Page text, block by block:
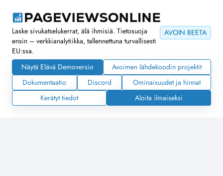
AVOIN BEETA
Laske sivukatselukerrat, älä ihmisiä. Tietosuoja
ensin – verkkianalytiikka, tallennettuna turvallisesti
EU:ssa.
Näytä Elävä Demoversio
Avoimen lähdekoodin projektit
Dokumentaatio
Discord
Ominaisuudet ja hinnat
Kerätyt tiedot
Aloita ilmaiseksi